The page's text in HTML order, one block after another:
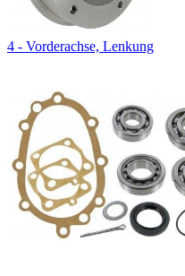
4 - Vorderachse, Lenkung